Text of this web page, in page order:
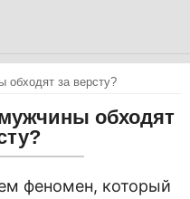
обходят за версту?
обходят
феномен, который